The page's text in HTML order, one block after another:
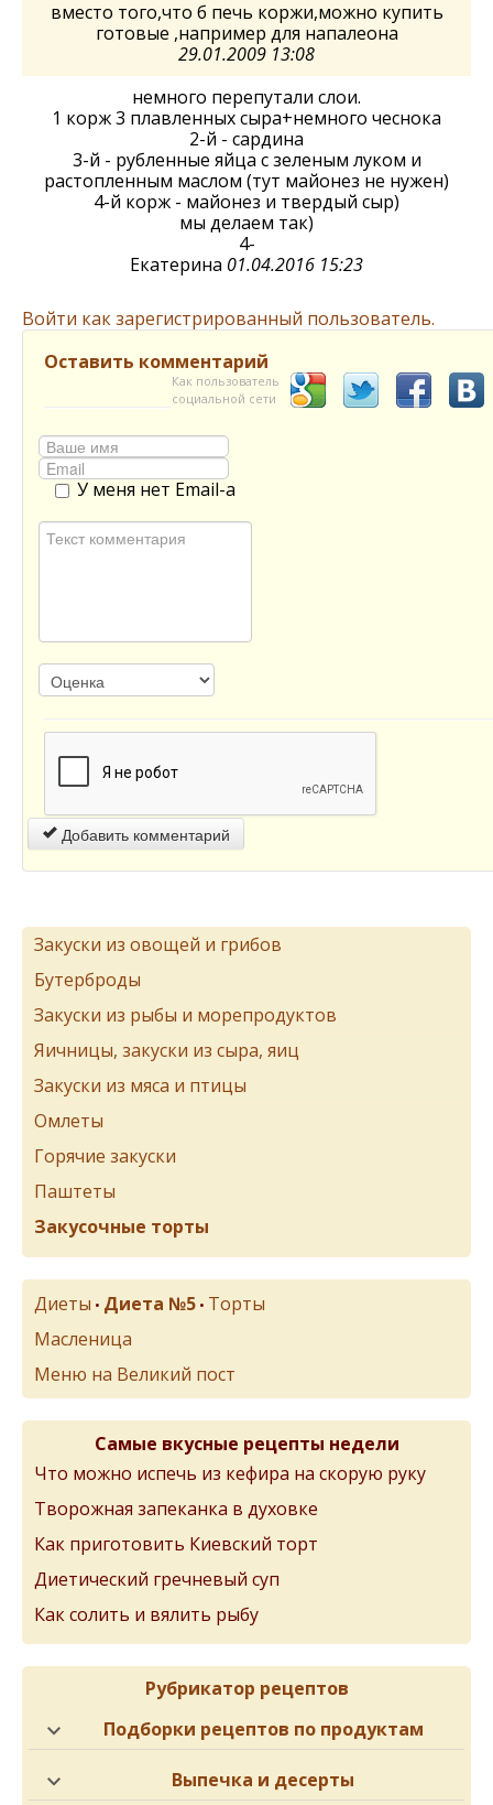
вместо того,что б печь коржи,можно купить
готовые ,например для напалеона
29.01.2009 13:08
немного перепутали слои.
1 корж 3 плавленных сыра+немного чеснока
2-й - сардина
3-й - рубленные яйца с зеленым луком и
растопленным маслом (тут майонез не нужен)
4-й корж - майонез и твердый сыр)
мы делаем так)
4-
Екатерина 01.04.2016 15:23
Войти как зарегистрированный пользователь.
Оставить комментарий
Как пользователь
социальной сети
У меня нет Email-а
Добавить комментарий
Закуски из овощей и грибов
Бутерброды
Закуски из рыбы и морепродуктов
Яичницы, закуски из сыра, яиц
Закуски из мяса и птицы
Омлеты
Горячие закуски
Паштеты
Закусочные торты
Диеты • Диета №5 • Торты
Масленица
Меню на Великий пост
Самые вкусные рецепты недели
Что можно испечь из кефира на скорую руку
Творожная запеканка в духовке
Как приготовить Киевский торт
Диетический гречневый суп
Как солить и вялить рыбу
Рубрикатор рецептов
Подборки рецептов по продуктам
Выпечка и десерты